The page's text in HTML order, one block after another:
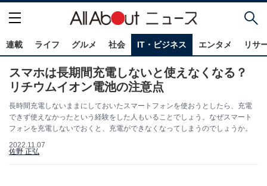
連載 ライフ グルメ 社会 IT・ビジネス エンタメ リサ
スマホは長期間充電しないと使えなくなる？
リチウムイオン電池の注意点
長時間充電しないままにしておいたスマートフォンを使おうとしたら、充電
できず使えなかったという経験をした人もいることでしょう。なぜスマート
フォンを充電しないでおくと、充電ができなくなってしまうのでしょうか。
2022.11.07
佐野 正弘